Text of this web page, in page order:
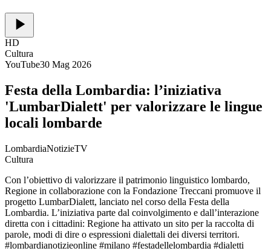
HD
Cultura
YouTube30 Mag 2026
Festa della Lombardia: l’iniziativa
'LumbarDialett' per valorizzare le lingue
locali lombarde
LombardiaNotizieTV
Cultura
Con l’obiettivo di valorizzare il patrimonio linguistico lombardo,
Regione in collaborazione con la Fondazione Treccani promuove il
progetto LumbarDialett, lanciato nel corso della Festa della
Lombardia. L’iniziativa parte dal coinvolgimento e dall’interazione
diretta con i cittadini: Regione ha attivato un sito per la raccolta di
parole, modi di dire o espressioni dialettali dei diversi territori.
#lombardianotizieonline #milano #festadellelombardia #dialetti